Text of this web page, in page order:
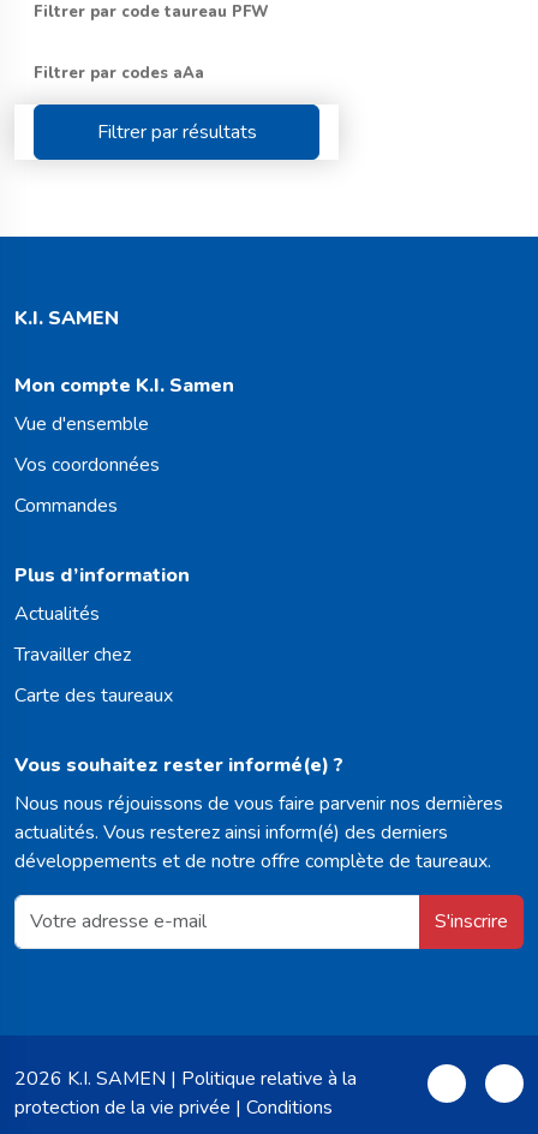
Filtrer par code taureau PFW
Filtrer par codes aAa
Filtrer par résultats
K.I. SAMEN
Mon compte K.I. Samen
Vue d'ensemble
Vos coordonnées
Commandes
Plus d’information
Actualités
Travailler chez
Carte des taureaux
Vous souhaitez rester informé(e) ?
Nous nous réjouissons de vous faire parvenir nos dernières
actualités. Vous resterez ainsi inform(é) des derniers
développements et de notre offre complète de taureaux.
S'inscrire
2026 K.I. SAMEN | Politique relative à la
protection de la vie privée | Conditions